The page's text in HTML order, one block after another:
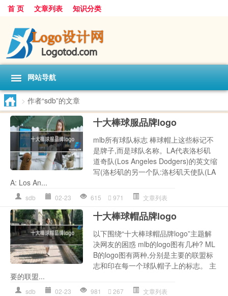
首 页 文章列表 知识分类
网站导航
> 作者“sdb”的文章
十大棒球服品牌logo
mlb所有球队标志 棒球帽上这些标记不
是牌子,而是球队名称。LA代表洛杉矶
道奇队(Los Angeles Dodgers)的英文缩
写(洛杉矶的另一个队:洛杉矶天使队(LA
A: Los An...
sdb 02-23 615 971 文章列表
十大棒球帽品牌logo
以下围绕“十大棒球帽品牌logo”主题解
决网友的困惑 mlb的logo图有几种? ML
B的logo图有两种,分别是主要的联盟标
志和印在每一个球队帽子上的标志。 主
要的联盟...
sdb 02-23 981 267 文章列表